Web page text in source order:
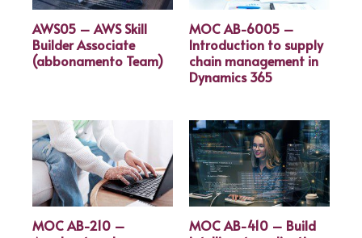
AWS05 – AWS Skill
Builder Associate
(abbonamento Team)
MOC AB-6005 –
Introduction to supply
chain management in
Dynamics 365
MOC AB-210 –
MOC AB-410 – Build